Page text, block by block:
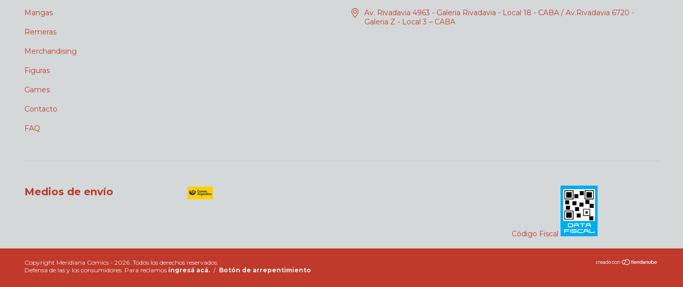
Mangas
Remeras
Merchandising
Figuras
Games
Contacto
FAQ
Av. Rivadavia 4963 - Galeria Rivadavia - Local 18 - CABA / Av.Rivadavia 6720 -
Galeria Z - Local 3 – CABA
Medios de envío
Código Fiscal
Copyright Meridiana Comics - 2026. Todos los derechos reservados.
Defensa de las y los consumidores. Para reclamos ingresá acá. / Botón de arrepentimiento